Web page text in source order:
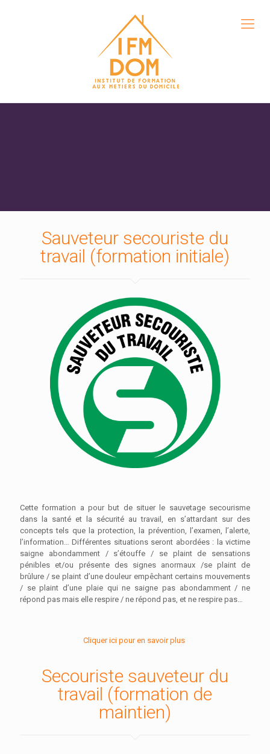
Sauveteur secouriste du
travail (formation initiale)
Cette formation a pour but de situer le sauvetage secourisme
dans la santé et la sécurité au travail, en s’attardant sur des
concepts tels que la protection, la prévention, l’examen, l’alerte,
l’information… Différentes situations seront abordées : la victime
saigne abondamment / s’étouffe / se plaint de sensations
pénibles et/ou présente des signes anormaux /se plaint de
brûlure / se plaint d’une douleur empêchant certains mouvements
/ se plaint d’une plaie qui ne saigne pas abondamment / ne
répond pas mais elle respire / ne répond pas, et ne respire pas…
Cliquer ici pour en savoir plus
Secouriste sauveteur du
travail (formation de
maintien)